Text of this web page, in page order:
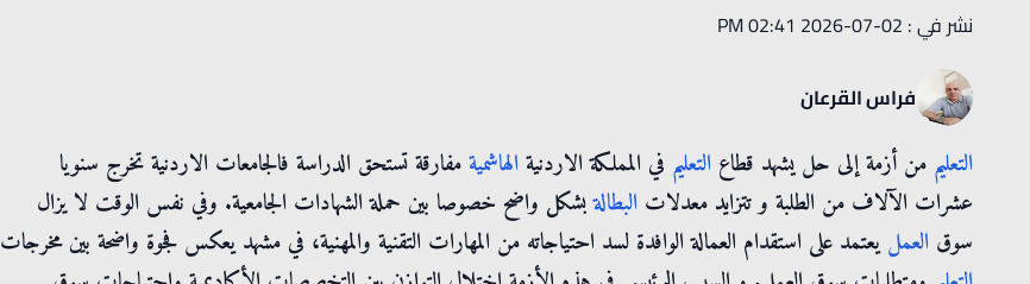
نشر في : 02-07-2026 02:41 PM
فراس القرعان
التعليم من أزمة إلى حل يشهد قطاع التعليم في المملكة الاردنية الهاشميةمفارقة تستحق الدراسة فالجامعات الاردنية تخرج سنويا
عشرات الآلاف من الطلبة و تتزايد معدلات البطالةبشكل واضح خصوصا بين حملة الشهادات الجامعية. وفي نفس الوقت لا يزال
سوق العمليعتمد على استقدام العمالة الوافدة لسد احتياجاته من المهارات التقنية والمهنية، في مشهد يعكس فجوة واضحة بين مخرجات